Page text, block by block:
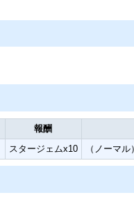
報酬
スタージェムx10 （ノーマ